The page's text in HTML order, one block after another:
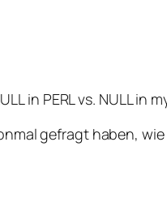
in PERL vs. NULL in
gefragt haben,